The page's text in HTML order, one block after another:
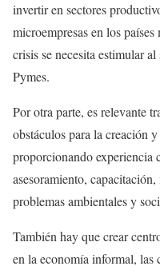
invertir en sectores
microempresas en los
crisis se necesita estimular
Pymes.
Por otra parte, es relevante
obstáculos para la creación
proporcionando experiencia
asesoramiento,
problemas ambientales y
También hay que crear
en la economía informal, las